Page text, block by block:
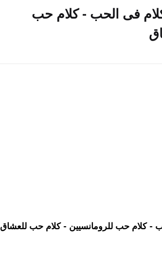
فى الحب - كلام حب
- كلام حب للرومانسيين - كلام حب للعشاق